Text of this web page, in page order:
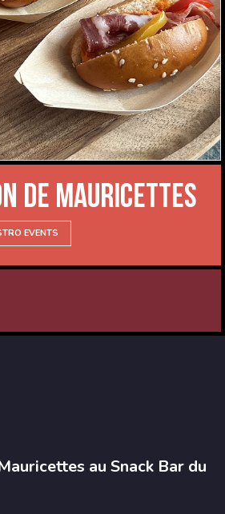
de Mauricettes
EVENTS
au Snack Bar du